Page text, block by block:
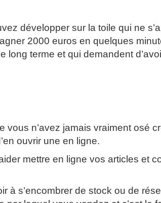
développer sur la toile qui ne
2000 euros en quelques
long terme et qui demandent
n’avez jamais vraiment osé
ouvrir une en ligne.
mettre en ligne vos articles et
à s’encombrer de stock ou de